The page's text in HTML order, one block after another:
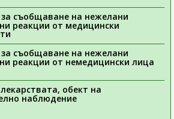
съобщаване на нежелани
реакции от медицински
съобщаване на нежелани
реакции от немедицински лица
обект на
наблюдение